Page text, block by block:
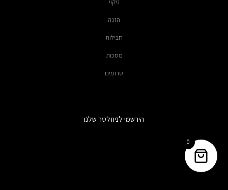
ניקוי
הזנה
חבילות
מסכות
סרומים
הירשמי לניוזלטר שלנו
0